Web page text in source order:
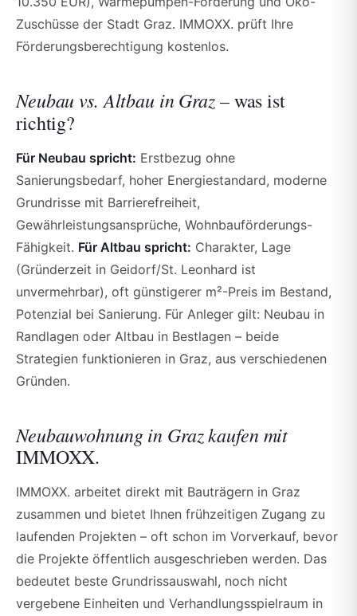
Zuschüsse der Stadt Graz. IMMOXX. prüft Ihre
Förderungsberechtigung kostenlos.
Neubau vs. Altbau in Graz –was ist
richtig?
Für Neubau spricht: Erstbezug ohne
Sanierungsbedarf, hoher Energiestandard, moderne
Grundrisse mit Barrierefreiheit,
Gewährleistungsansprüche, Wohnbauförderungs-
Fähigkeit. Für Altbau spricht: Charakter, Lage
(Gründerzeit in Geidorf/St. Leonhard ist
unvermehrbar), oft günstigerer m²-Preis im Bestand,
Potenzial bei Sanierung. Für Anleger gilt: Neubau in
Randlagen oder Altbau in Bestlagen – beide
Strategien funktionieren in Graz, aus verschiedenen
Gründen.
Neubauwohnung in Graz kaufen mit
IMMOXX.
IMMOXX. arbeitet direkt mit Bauträgern in Graz
zusammen und bietet Ihnen frühzeitigen Zugang zu
laufenden Projekten – oft schon im Vorverkauf, bevor
die Projekte öffentlich ausgeschrieben werden. Das
bedeutet beste Grundrissauswahl, noch nicht
vergebene Einheiten und Verhandlungsspielraum in